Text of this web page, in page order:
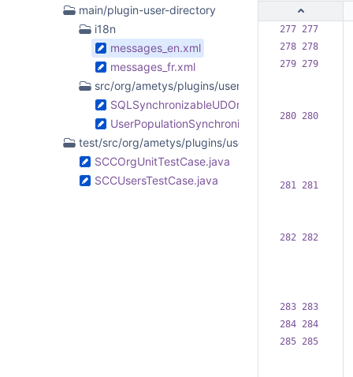
6 fichiers
trouvés
main/plugin-user-directory
i18n
messages_en.xml
messages_fr.xml
src/org/ametys/plugins/userdirectory/synchronize
SQLSynchronizableUDOrgunitCollection.java
test/src/org/ametys/plugins/userdirectory
SCCOrgUnitTestCase.java
SCCUsersTestCase.java
277 277
278 278
279 279
280 280
281 281
282 282
283 283
284 284
285 285